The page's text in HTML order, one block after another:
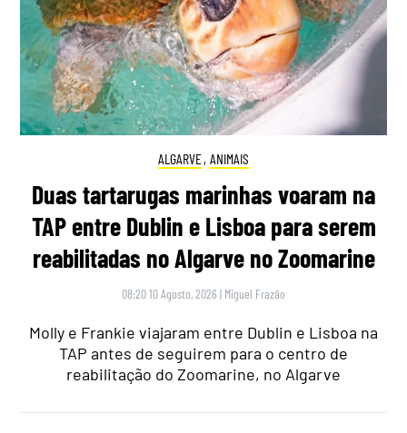
ALGARVE, ANIMAIS
Duas tartarugas marinhas voaram na
TAP entre Dublin e Lisboa para serem
reabilitadas no Algarve no Zoomarine
08:20 10 Agosto, 2026 | Miguel Frazão
Molly e Frankie viajaram entre Dublin e Lisboa na
TAP antes de seguirem para o centro de
reabilitação do Zoomarine, no Algarve